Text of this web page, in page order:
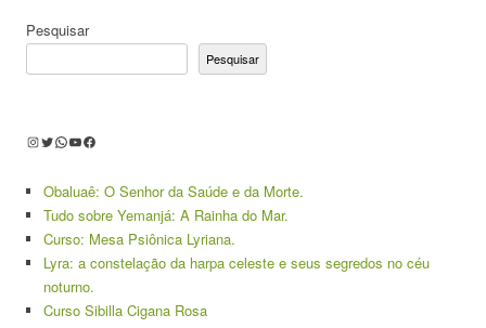
Pesquisar
Pesquisar
Instagram
Twitter
WhatsApp
Youtube
Facebook
Obaluaê: O Senhor da Saúde e da Morte.
Tudo sobre Yemanjá: A Rainha do Mar.
Curso: Mesa Psiônica Lyriana.
Lyra: a constelação da harpa celeste e seus segredos no céu
noturno.
Curso Sibilla Cigana Rosa